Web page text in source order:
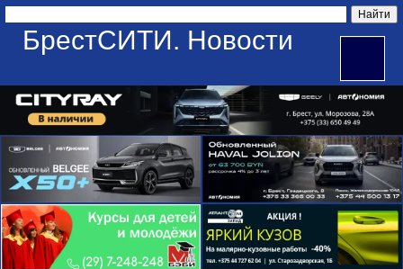
БрестСИТИ. Новости